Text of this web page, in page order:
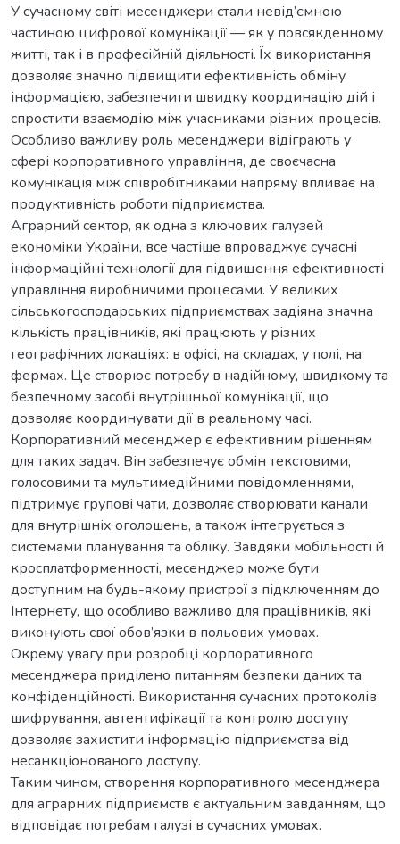
У сучасному світі месенджери стали невід’ємною
частиною цифрової комунікації — як у повсякденному
житті, так і в професійній діяльності. Їх використання
дозволяє значно підвищити ефективність обміну
інформацією, забезпечити швидку координацію дій і
спростити взаємодію між учасниками різних процесів.
Особливо важливу роль месенджери відіграють у
сфері корпоративного управління, де своєчасна
комунікація між співробітниками напряму впливає на
продуктивність роботи підприємства.
Аграрний сектор, як одна з ключових галузей
економіки України, все частіше впроваджує сучасні
інформаційні технології для підвищення ефективності
управління виробничими процесами. У великих
сільськогосподарських підприємствах задіяна значна
кількість працівників, які працюють у різних
географічних локаціях: в офісі, на складах, у полі, на
фермах. Це створює потребу в надійному, швидкому та
безпечному засобі внутрішньої комунікації, що
дозволяє координувати дії в реальному часі.
Корпоративний месенджер є ефективним рішенням
для таких задач. Він забезпечує обмін текстовими,
голосовими та мультимедійними повідомленнями,
підтримує групові чати, дозволяє створювати канали
для внутрішніх оголошень, а також інтегрується з
системами планування та обліку. Завдяки мобільності й
кросплатформенності, месенджер може бути
доступним на будь-якому пристрої з підключенням до
Інтернету, що особливо важливо для працівників, які
виконують свої обов’язки в польових умовах.
Окрему увагу при розробці корпоративного
месенджера приділено питанням безпеки даних та
конфіденційності. Використання сучасних протоколів
шифрування, автентифікації та контролю доступу
дозволяє захистити інформацію підприємства від
несанкціонованого доступу.
Таким чином, створення корпоративного месенджера
для аграрних підприємств є актуальним завданням, що
відповідає потребам галузі в сучасних умовах.